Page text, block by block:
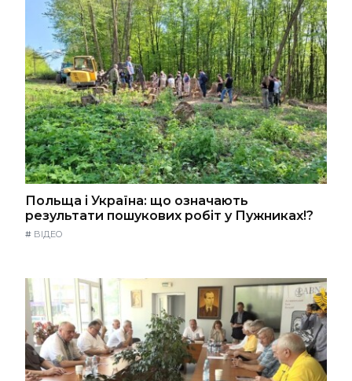
Польща і Україна: що означають
результати пошукових робіт у Пужниках!?
# ВІДЕО